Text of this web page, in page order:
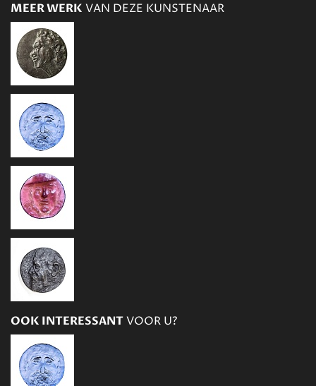
MEER WERK VAN DEZE KUNSTENAAR
OOK INTERESSANTVOOR U?